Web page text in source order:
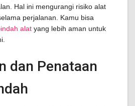
Hal ini mengurangi risiko alat
perjalanan. Kamu bisa
alat yang lebih aman untuk
dan Penataan